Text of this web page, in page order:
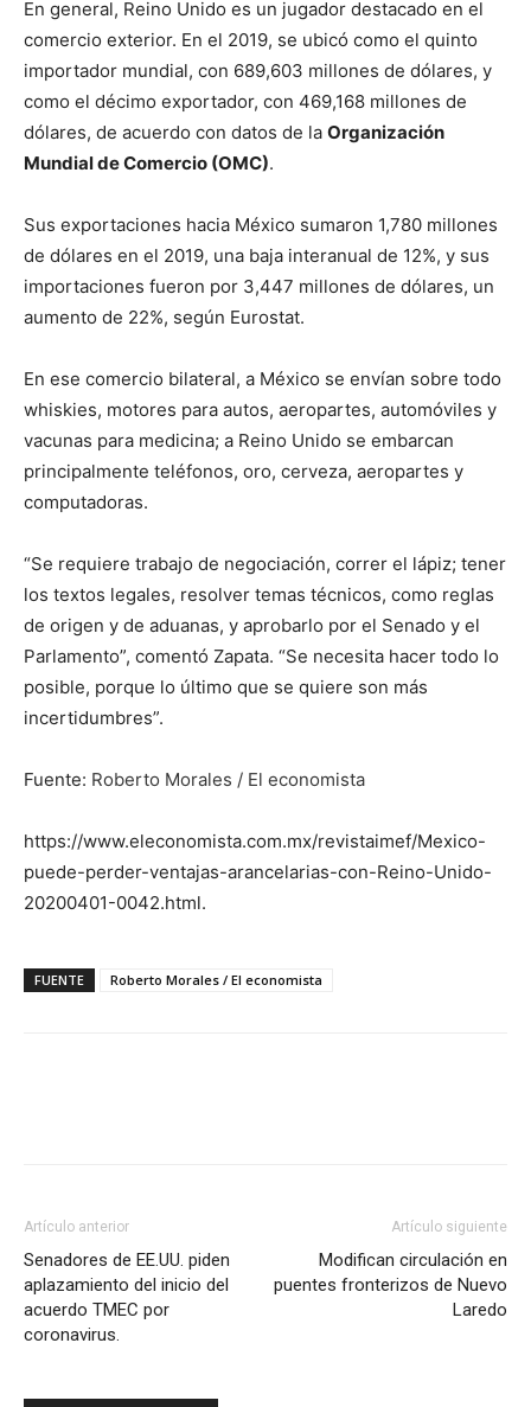
En general, Reino Unido es un jugador destacado en el
comercio exterior. En el 2019, se ubicó como el quinto
importador mundial, con 689,603 millones de dólares, y
como el décimo exportador, con 469,168 millones de
dólares, de acuerdo con datos de la Organización
Mundial de Comercio (OMC).
Sus exportaciones hacia México sumaron 1,780 millones
de dólares en el 2019, una baja interanual de 12%, y sus
importaciones fueron por 3,447 millones de dólares, un
aumento de 22%, según Eurostat.
En ese comercio bilateral, a México se envían sobre todo
whiskies, motores para autos, aeropartes, automóviles y
vacunas para medicina; a Reino Unido se embarcan
principalmente teléfonos, oro, cerveza, aeropartes y
computadoras.
“Se requiere trabajo de negociación, correr el lápiz; tener
los textos legales, resolver temas técnicos, como reglas
de origen y de aduanas, y aprobarlo por el Senado y el
Parlamento”, comentó Zapata. “Se necesita hacer todo lo
posible, porque lo último que se quiere son más
incertidumbres”.
Fuente: Roberto Morales / El economista
https://www.eleconomista.com.mx/revistaimef/Mexico-
puede-perder-ventajas-arancelarias-con-Reino-Unido-
20200401-0042.html.
FUENTE Roberto Morales / El economista
Artículo anterior
Senadores de EE.UU. piden
aplazamiento del inicio del
acuerdo TMEC por
coronavirus.
Artículo siguiente
Modifican circulación en
puentes fronterizos de Nuevo
Laredo